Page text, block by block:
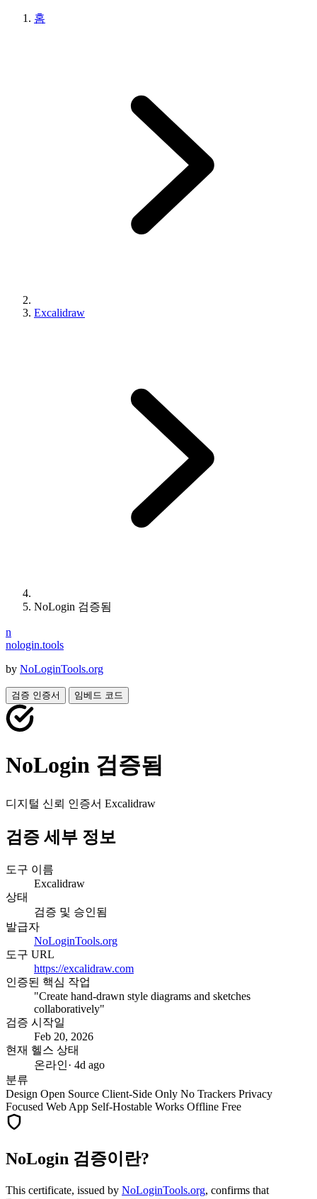
홈
Excalidraw
NoLogin 검증됨
n
nologin.tools
by NoLoginTools.org
검증 인증서 임베드 코드
NoLogin 검증됨
디지털 신뢰 인증서 Excalidraw
검증 세부 정보
도구 이름
Excalidraw
상태
검증 및 승인됨
발급자
NoLoginTools.org
도구 URL
https://excalidraw.com
인증된 핵심 작업
"Create hand-drawn style diagrams and sketches
collaboratively"
검증 시작일
Feb 20, 2026
현재 헬스 상태
온라인· 4d ago
분류
Design Open Source Client-Side Only No Trackers Privacy
Focused Web App Self-Hostable Works Offline Free
NoLogin 검증이란?
This certificate, issued by NoLoginTools.org, confirms that